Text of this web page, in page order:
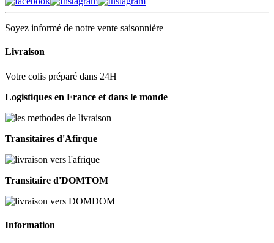
Soyez informé de notre vente saisonnière
Livraison
Votre colis préparé dans 24H
Logistiques en France et dans le monde
Transitaires d'Afirque
Transitaire d'DOMTOM
Information